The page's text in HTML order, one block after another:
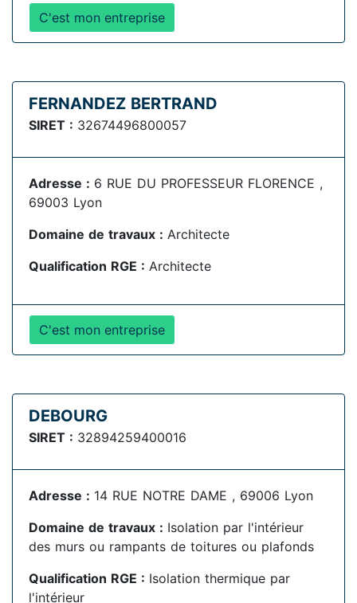
C'est mon entreprise
FERNANDEZ BERTRAND
SIRET : 32674496800057
Adresse : 6 RUE DU PROFESSEUR FLORENCE ,
69003 Lyon
Domaine de travaux : Architecte
Qualification RGE : Architecte
C'est mon entreprise
DEBOURG
SIRET : 32894259400016
Adresse : 14 RUE NOTRE DAME , 69006 Lyon
Domaine de travaux : Isolation par l'intérieur
des murs ou rampants de toitures ou plafonds
Qualification RGE : Isolation thermique par
l'intérieur